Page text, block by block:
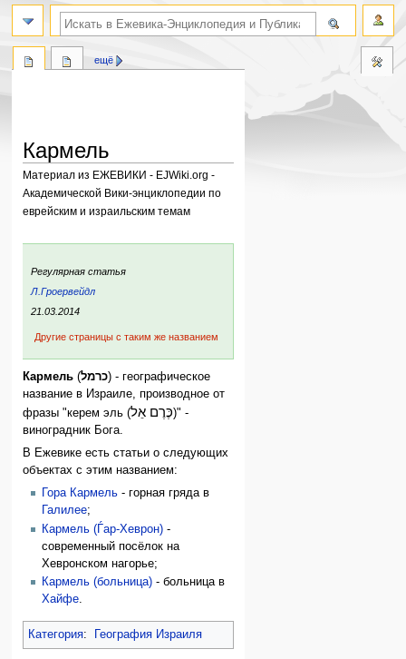
Кармель
Материал из ЕЖЕВИКИ - EJWiki.org -
Академической Вики-энциклопедии по
еврейским и израильским темам
Перейти
навигации
Перейти
поиску
Регулярная статья
Л.Гроервейдл
21.03.2014
Другие страницы с таким же названием
Кармель (כרמל) - географическое
название в Израиле, производное от
фразы "керем эль (כֶּרֶם אֵל)" -
виноградник Бога.
В Ежевике есть статьи о следующих
объектах с этим названием:
Гора Кармель- горная гряда в
Галилее;
Кармель (Ѓар-Хеврон)-
современный посёлок на
Хевронском нагорье;
Кармель (больница)- больница в
Хайфе.
Категория: География Израиля
ещё
поиск по словам